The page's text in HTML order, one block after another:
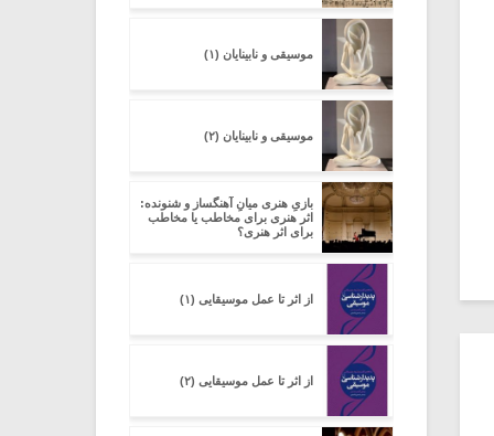
موسیقی و نابینایان (۱)
موسیقی و نابینایان (۲)
بازیِ هنری میانِ آهنگساز و شنونده:
اثر هنری برای مخاطب یا مخاطب
برای اثر هنری؟
از اثر تا عمل موسیقایی (۱)
از اثر تا عمل موسیقایی (۲)